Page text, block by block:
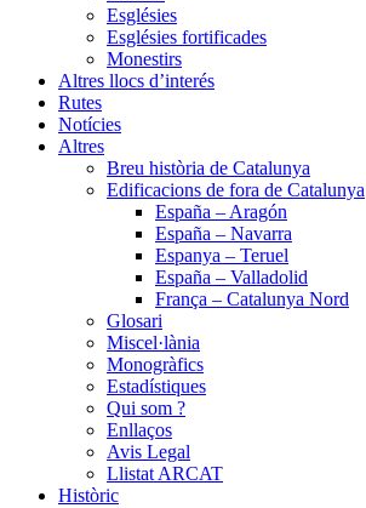
Esglésies
Esglésies fortificades
Monestirs
Altres llocs d’interés
Rutes
Notícies
Altres
Breu història de Catalunya
Edificacions de fora de Catalunya
España – Aragón
España – Navarra
Espanya – Teruel
España – Valladolid
França – Catalunya Nord
Glosari
Miscel·lània
Monogràfics
Estadístiques
Qui som ?
Enllaços
Avis Legal
Llistat ARCAT
Històric